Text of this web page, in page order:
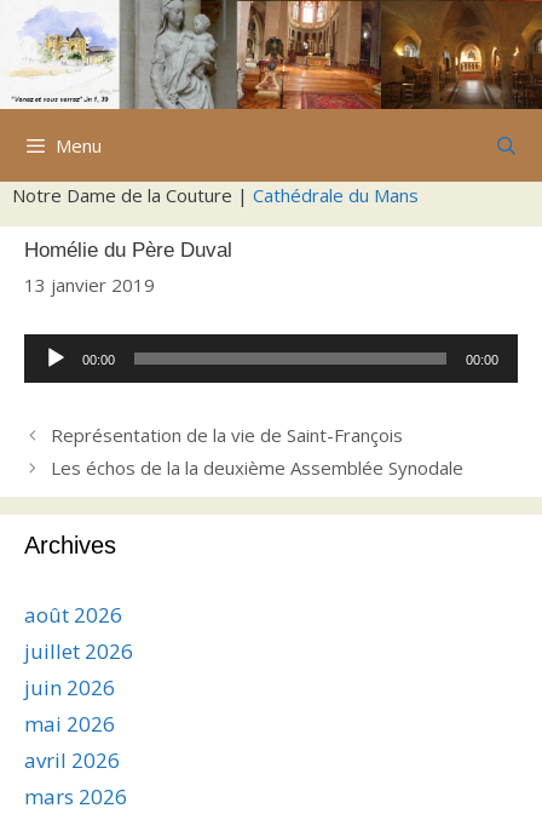
Aller
contenu
Menu
Notre Dame de la Couture | Cathédrale du Mans
Homélie du Père Duval
13 janvier 2019
Lecteur
audio
00:00 00:00
Représentation de la vie de Saint-François
Les échos de la la deuxième Assemblée Synodale
Archives
août 2026
juillet 2026
juin 2026
mai 2026
avril 2026
mars 2026